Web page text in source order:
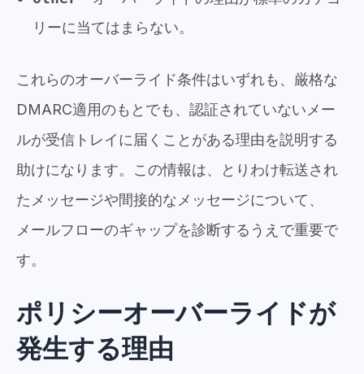
リーに当てはまらない。
これらのオーバーライド条件はいずれも、厳格な
DMARC適用のもとでも、認証されていないメー
ルが受信トレイに届くことがある理由を説明する
助けになります。この情報は、とりわけ転送され
たメッセージや間接的なメッセージについて、
メールフローのギャップを診断するうえで重要で
す。
ポリシーオーバーライドが
発生する理由